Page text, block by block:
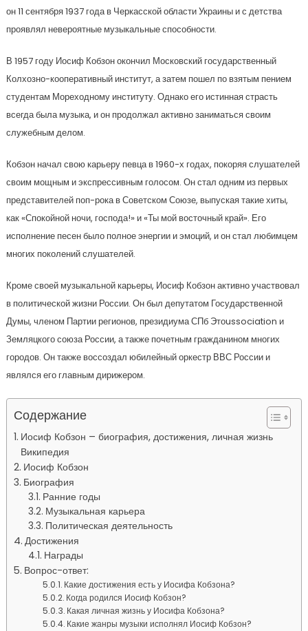
он 11 сентября 1937 года в Черкасской области Украины и с детства
проявлял невероятные музыкальные способности.
В 1957 году Иосиф Кобзон окончил Московский государственный
Колхозно-кооперативный институт, а затем пошел по взятым пением
студентам Мореходному институту. Однако его истинная страсть
всегда была музыка, и он продолжал активно заниматься своим
служебным делом.
Кобзон начал свою карьеру певца в 1960-х годах, покоряя слушателей
своим мощным и экспрессивным голосом. Он стал одним из первых
представителей поп-рока в Советском Союзе, выпуская такие хиты,
как «Спокойной ночи, господа!» и «Ты мой восточный край». Его
исполнение песен было полное энергии и эмоций, и он стал любимцем
многих поколений слушателей.
Кроме своей музыкальной карьеры, Иосиф Кобзон активно участвовал
в политической жизни России. Он был депутатом Государственной
Думы, членом Партии регионов, президиума СПб Этоussociation и
Земляцкого союза России, а также почетным гражданином многих
городов. Он также воссоздал юбилейный оркестр ВВС России и
являлся его главным дирижером.
Содержание
Иосиф Кобзон – биография, достижения, личная жизнь
Википедия
Иосиф Кобзон
Биография
Ранние годы
Музыкальная карьера
Политическая деятельность
Достижения
Награды
Вопрос-ответ:
Какие достижения есть у Иосифа Кобзона?
Когда родился Иосиф Кобзон?
Какая личная жизнь у Иосифа Кобзона?
Какие жанры музыки исполнял Иосиф Кобзон?